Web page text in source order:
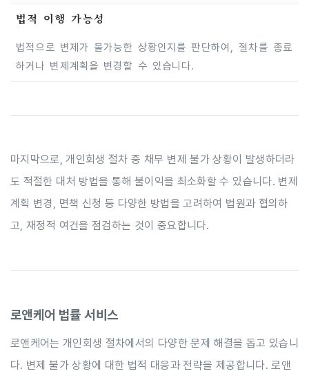
법적 이행 가능성
법적으로 변제가 불가능한 상황인지를 판단하여, 절차를 종료
하거나 변제계획을 변경할 수 있습니다.
마지막으로, 개인회생 절차 중 채무 변제 불가 상황이 발생하더라
도 적절한 대처 방법을 통해 불이익을 최소화할 수 있습니다. 변제
계획 변경, 면책 신청 등 다양한 방법을 고려하여 법원과 협의하
고, 재정적 여건을 점검하는 것이 중요합니다.
로앤케어 법률 서비스
로앤케어는 개인회생 절차에서의 다양한 문제 해결을 돕고 있습니
다. 변제 불가 상황에 대한 법적 대응과 전략을 제공합니다. 로앤